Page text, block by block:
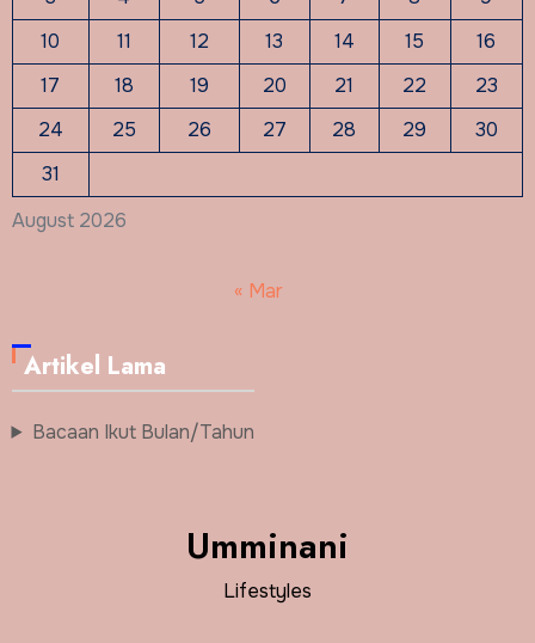
August 2026
10
11 12 13 14 15
16
17
18 19 20 21 22
23
24
25 26 27 28 29
30
31
« Mar
Artikel Lama
Bacaan Ikut Bulan/Tahun
Umminani
Lifestyles